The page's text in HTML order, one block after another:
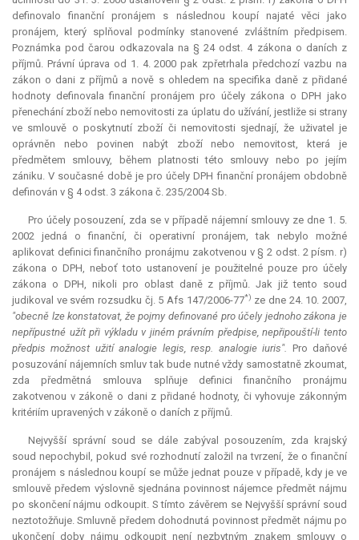
definovalo finanční pronájem s následnou koupí najaté věci jako
pronájem, který splňoval podmínky stanovené zvláštním předpisem.
Poznámka pod čarou odkazovala na § 24 odst. 4 zákona o daních z
příjmů. Právní úprava od 1. 4. 2000 pak zpřetrhala předchozí vazbu na
zákon o dani z příjmů a nově s ohledem na specifika daně z přidané
hodnoty definovala finanční pronájem pro účely zákona o DPH jako
přenechání zboží nebo nemovitosti za úplatu do užívání, jestliže si strany
ve smlouvě o poskytnutí zboží či nemovitosti sjednají, že uživatel je
oprávněn nebo povinen nabýt zboží nebo nemovitost, která je
předmětem smlouvy, během platnosti této smlouvy nebo po jejím
zániku. V současné době je pro účely DPH finanční pronájem obdobně
definován v § 4 odst. 3 zákona č. 235/2004 Sb.
Pro účely posouzení, zda se v případě nájemní smlouvy ze dne 1. 5.
2002 jedná o finanční, či operativní pronájem, tak nebylo možné
aplikovat definici finančního pronájmu zakotvenou v § 2 odst. 2 písm. r)
zákona o DPH, neboť toto ustanovení je použitelné pouze pro účely
zákona o DPH, nikoli pro oblast daně z příjmů. Jak již tento soud
judikoval ve svém rozsudku čj. 5 Afs 147/2006-77*) ze dne 24. 10. 2007,
"obecně lze konstatovat, že pojmy definované pro účely jednoho zákona je
nepřípustné užít při výkladu v jiném právním předpise, nepřipouští-li tento
předpis možnost užití analogie legis, resp. analogie iuris". Pro daňové
posuzování nájemních smluv tak bude nutné vždy samostatně zkoumat,
zda předmětná smlouva splňuje definici finančního pronájmu
zakotvenou v zákoně o dani z přidané hodnoty, či vyhovuje zákonným
kritériím upravených v zákoně o daních z příjmů.
Nejvyšší správní soud se dále zabýval posouzením, zda krajský
soud nepochybil, pokud své rozhodnutí založil na tvrzení, že o finanční
pronájem s následnou koupí se může jednat pouze v případě, kdy je ve
smlouvě předem výslovně sjednána povinnost nájemce předmět nájmu
po skončení nájmu odkoupit. S tímto závěrem se Nejvyšší správní soud
neztotožňuje. Smluvně předem dohodnutá povinnost předmět nájmu po
ukončení doby nájmu odkoupit není nezbytným znakem smlouvy o